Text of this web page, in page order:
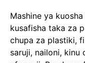
Mashine ya
kusafisha taka za
chupa za plastiki,
saruji, nailoni, kinu